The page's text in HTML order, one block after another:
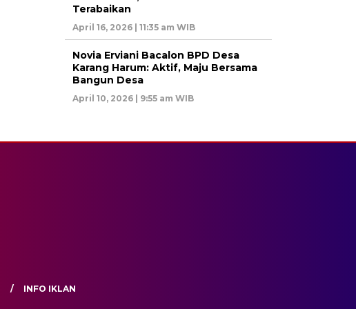
Terabaikan
April 16, 2026 | 11:35 am WIB
Novia Erviani Bacalon BPD Desa
Karang Harum: Aktif, Maju Bersama
Bangun Desa
April 10, 2026 | 9:55 am WIB
INFO IKLAN